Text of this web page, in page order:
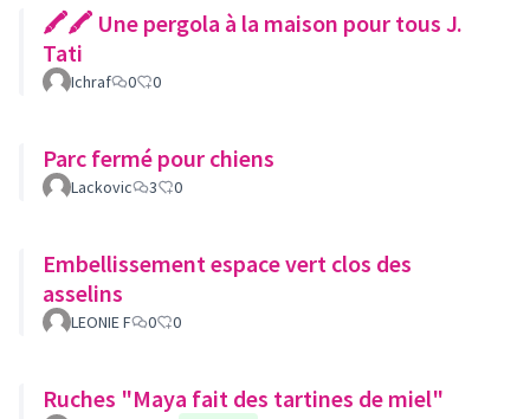
🖍🖍 Une pergola à la maison pour tous J.
Tati
Ichraf 0 0
Parc fermé pour chiens
Lackovic 3 0
Embellissement espace vert clos des
asselins
LEONIE F 0 0
Ruches "Maya fait des tartines de miel"